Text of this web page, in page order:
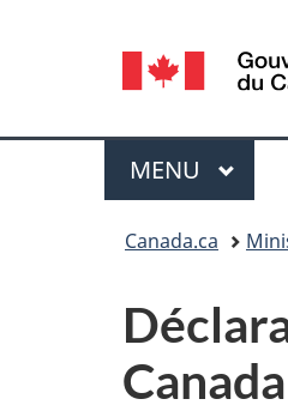
de
la
langue
Menu
MENU
Canada.ca